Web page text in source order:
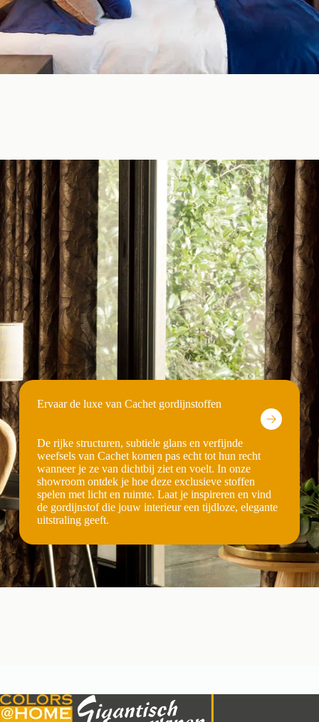
Ervaar de luxe van Cachet gordijnstoffen
De rijke structuren, subtiele glans en verfijnde
weefsels van Cachet komen pas echt tot hun recht
wanneer je ze van dichtbij ziet en voelt. In onze
showroom ontdek je hoe deze exclusieve stoffen
spelen met licht en ruimte. Laat je inspireren en vind
de gordijnstof die jouw interieur een tijdloze, elegante
uitstraling geeft.